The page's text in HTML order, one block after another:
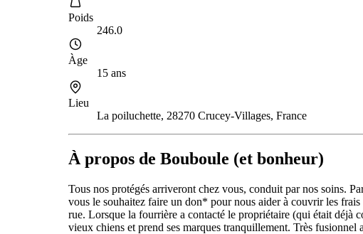
Poids
246.0
Àge
15 ans
Lieu
La poiluchette, 28270 Crucey-Villages, France
À propos de Bouboule (et bonheur)
Tous nos protégés arriveront chez vous, conduit par nos soins.
vous le souhaitez faire un don* pour nous aider à couvrir les
rue. Lorsque la fourrière a contacté le propriétaire (qui était déjà
vieux chiens et prend ses marques tranquillement. Très